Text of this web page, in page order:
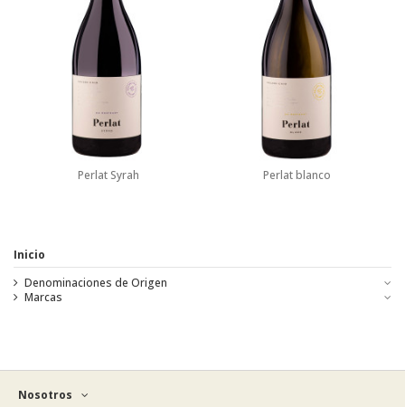
Perlat Syrah Perlat blanco
Inicio
Denominaciones de Origen
Marcas
Nosotros